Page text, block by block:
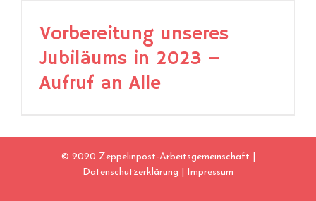
Vorbereitung unseres
Jubiläums in 2023 –
Aufruf an Alle
© 2020 Zeppelinpost-Arbeitsgemeinschaft |
Datenschutzerklärung
Impressum